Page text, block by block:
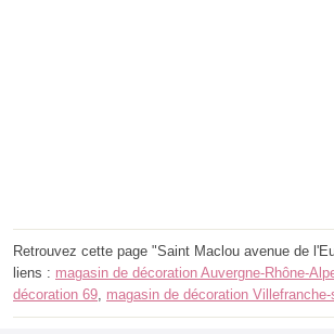
Retrouvez cette page "Saint Maclou avenue de
liens : magasin de décoration Auvergne-Rhône-
décoration 69 magasin de décoration